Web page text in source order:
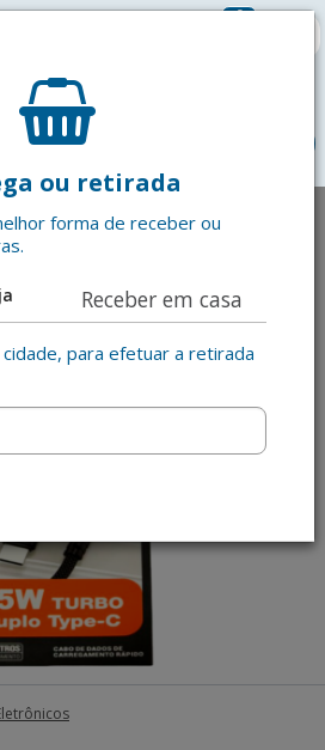
0
ou retirada
forma de receber ou
Receber em casa
cidade, para efetuar a retirada